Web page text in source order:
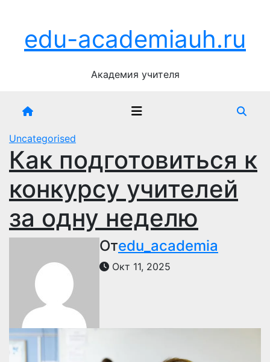
содержимому
edu-academiauh.ru
Академия учителя
Uncategorised
Как подготовиться к
конкурсу учителей
за одну неделю
Отedu_academia
Окт 11, 2025